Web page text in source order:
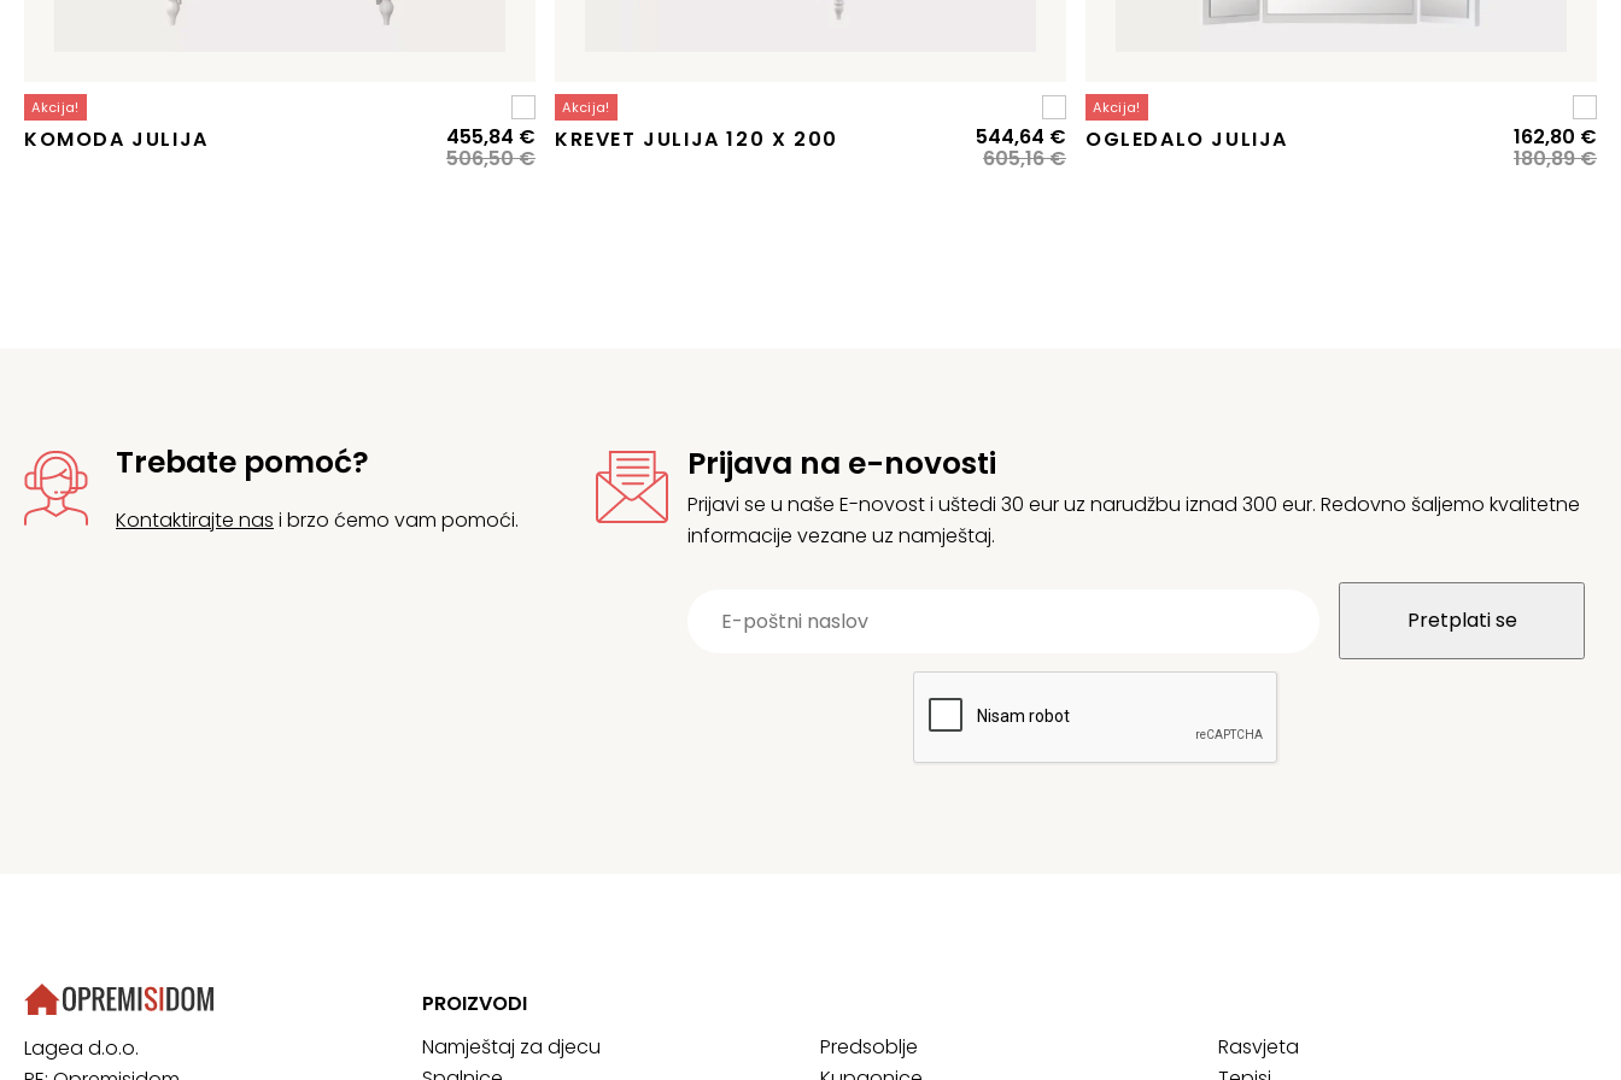
Akcija!
KOMODA JULIJA
506,50€
Izvorna
cijena
455,84 €Trenutna
cijena
Akcija!
KREVET JULIJA 120 X 200
605,16€
Izvorna
cijena
544,64 €Trenutna
cijena
Akcija!
OGLEDALO JULIJA
180,89€
162,80 €
Trebate pomoć?
Kontaktirajte nas i brzo ćemo vam pomoći.
Prijava na e-novosti
Prijavi se u naše E-novost i uštedi 30 eur uz narudžbu iznad 300 eur. Redovno šaljemo kvalitetne
informacije vezane uz namještaj.
Lagea d.o.o.
PROIZVODI
Namještaj za djecu
Predsoblje
Rasvjeta